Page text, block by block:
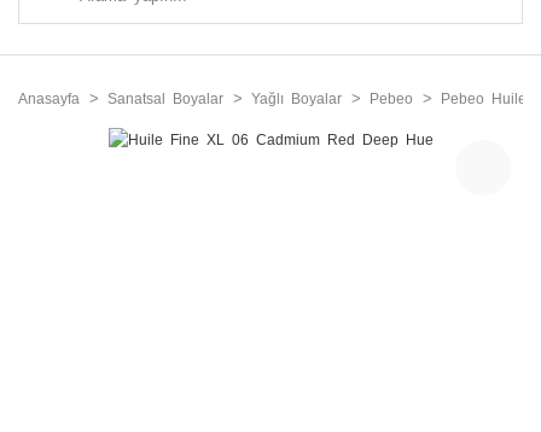
Anasayfa Sanatsal Boyalar Yağlı Boyalar Pebeo Pebeo Huile